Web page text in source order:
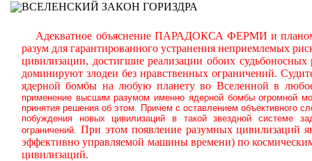
ВСЕЛЕНСКИЙ ЗАКОН ГОРИЗДРА
Адекватное объяснение ПАРАДОКСА ФЕРМИ и
разум для гарантированного устранения неприемлемых
цивилизации, достигшие реализации обоих
доминируют злодеи без нравственных ограничений.
ядерной бомбы на любую планету во Вселенной в
применение высшим разумом именно ядерной бомбы огромной
принятия решения об этом. Причем с оставлением объективного
побуждения новых цивилизаций в такой звездной системе
ограничений. При этом появление разумных цивилизаций
эффективно управляемой машины времени) по
цивилизаций.